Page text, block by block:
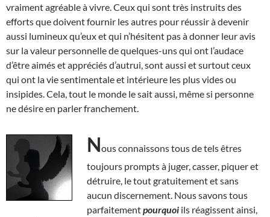
vraiment agréable à vivre. Ceux qui sont très instruits des
efforts que doivent fournir les autres pour réussir à devenir
aussi lumineux qu’eux et qui n’hésitent pas à donner leur avis
sur la valeur personnelle de quelques-uns qui ont l’audace
d’être aimés et appréciés d’autrui, sont aussi et surtout ceux
qui ont la vie sentimentale et intérieure les plus vides ou
insipides. Cela, tout le monde le sait aussi, même si personne
ne désire en parler franchement.
Nous connaissons tous de tels êtres
toujours prompts à juger, casser, piquer et
détruire, le tout gratuitement et sans
aucun discernement. Nous savons tous
parfaitementpourquoi ils réagissent ainsi,